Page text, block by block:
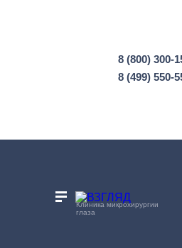
8 (800) 300-
8 (499) 550-
Клиника микрохирургии
глаза